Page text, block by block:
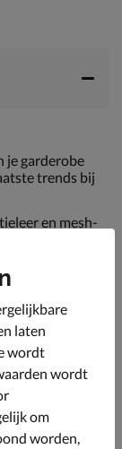
je garderobe
trends bij
en mesh-
snellere
zorgt
om de
Het
laten
wordt
wordt
om
worden,